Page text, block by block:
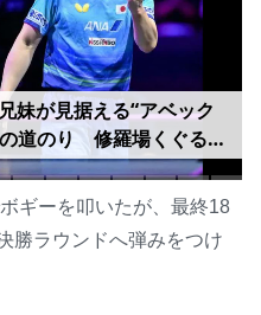
妹が見据える“アベック
道のり 修羅場くぐる美
国撃破へ「準備して挑
子エース対決の智和は
ままいくだけ」【WTTチ
オンズ横浜2026】
ギーを叩いたが、最終18
勝ラウンドへ弾みをつけ